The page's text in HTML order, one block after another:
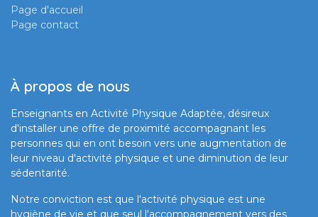
Page d'accueil
Page contact
À propos de nous
Enseignants en Activité Physique Adaptée, désireux
d'installer une offre de proximité accompagnant les
personnes qui en ont besoin vers une augmentation de
leur niveau d'activité physique et une diminution de leur
sédentarité.
Notre conviction est que l'activité physique est une
hygiène de vie et que seul l'accompagnement vers des